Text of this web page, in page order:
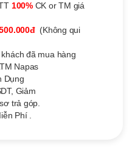
100%CK or TM giá
(Không qui
đã mua hàng
Napas
Dụng
Giảm
trả góp.
Phí .